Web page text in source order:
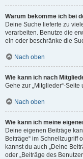
Warum bekomme ich bei
Deine Suche lieferte zu
verarbeiten. Benutze die
ein oder beschränke die
Nach oben
Wie kann ich nach
Gehe zur „Mitglieder“-
Nach oben
Wie kann ich meine
Deine eigenen Beiträge
Beiträge“ im Schnellzugriff
kannst du auch „Deine
oder „Beiträge des